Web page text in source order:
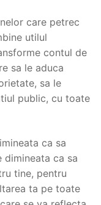
care petrec
utilul
contul de
sa le aduca
sa le
public, cu toate
ca sa
ca sa
tine, pentru
ta pe toate